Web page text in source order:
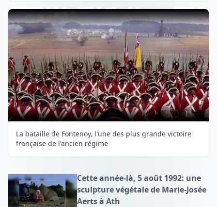
La bataille de Fontenoy, l'une des plus grande victoire
française de l'ancien régime
Cette année-là, 5 août 1992: une
sculpture végétale de Marie-Josée
Aerts à Ath